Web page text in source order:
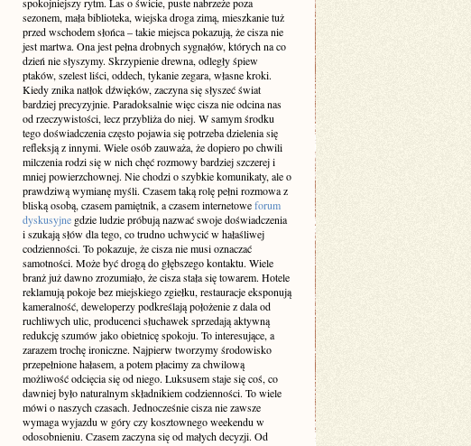
sezonem, mała biblioteka, wiejska droga zimą, mieszkanie tuż
przed wschodem słońca – takie miejsca pokazują, że cisza nie
jest martwa. Ona jest pełna drobnych sygnałów, których na co
dzień nie słyszymy. Skrzypienie drewna, odległy śpiew
ptaków, szelest liści, oddech, tykanie zegara, własne kroki.
Kiedy znika natłok dźwięków, zaczyna się słyszeć świat
bardziej precyzyjnie. Paradoksalnie więc cisza nie odcina nas
od rzeczywistości, lecz przybliża do niej. W samym środku
tego doświadczenia często pojawia się potrzeba dzielenia się
refleksją z innymi. Wiele osób zauważa, że dopiero po chwili
milczenia rodzi się w nich chęć rozmowy bardziej szczerej i
mniej powierzchownej. Nie chodzi o szybkie komunikaty, ale o
prawdziwą wymianę myśli. Czasem taką rolę pełni rozmowa z
bliską osobą, czasem pamiętnik, a czasem internetoweforum
dyskusyjne gdzie ludzie próbują nazwać swoje doświadczenia
i szukają słów dla tego, co trudno uchwycić w hałaśliwej
codzienności. To pokazuje, że cisza nie musi oznaczać
samotności. Może być drogą do głębszego kontaktu. Wiele
branż już dawno zrozumiało, że cisza stała się towarem. Hotele
reklamują pokoje bez miejskiego zgiełku, restauracje eksponują
kameralność, deweloperzy podkreślają położenie z dala od
ruchliwych ulic, producenci słuchawek sprzedają aktywną
redukcję szumów jako obietnicę spokoju. To interesujące, a
zarazem trochę ironiczne. Najpierw tworzymy środowisko
przepełnione hałasem, a potem płacimy za chwilową
możliwość odcięcia się od niego. Luksusem staje się coś, co
dawniej było naturalnym składnikiem codzienności. To wiele
mówi o naszych czasach. Jednocześnie cisza nie zawsze
wymaga wyjazdu w góry czy kosztownego weekendu w
odosobnieniu. Czasem zaczyna się od małych decyzji. Od